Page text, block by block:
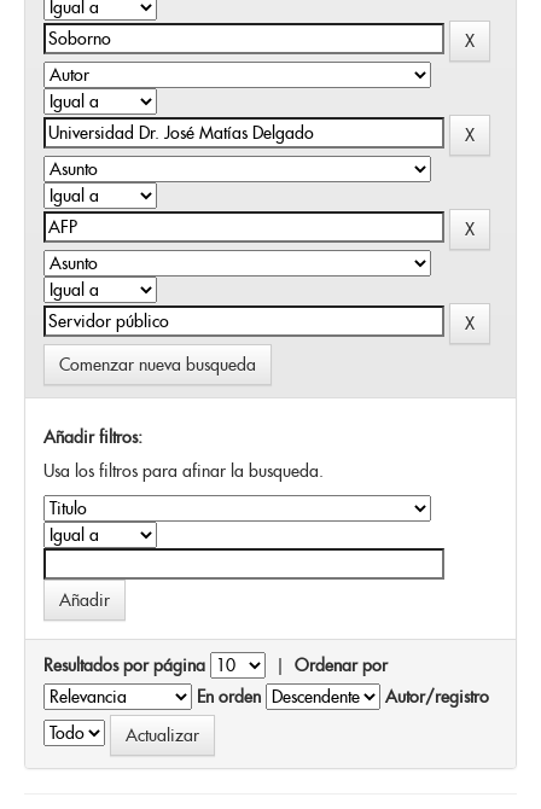
Comenzar nueva busqueda
Añadir filtros:
Usa los filtros para afinar la busqueda.
Resultados por página | Ordenar por
En orden
Autor/registro